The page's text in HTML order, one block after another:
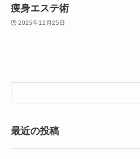
痩身エステ術
2025年12月25日
最近の投稿